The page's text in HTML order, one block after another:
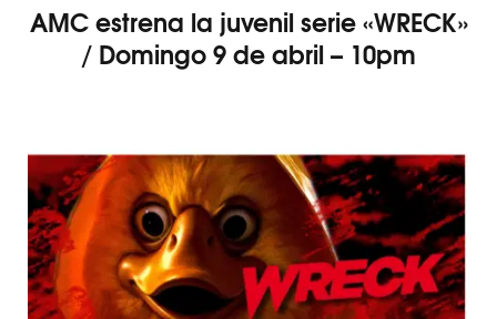
AMC estrena la juvenil serie «WRECK»
/ Domingo 9 de abril – 10pm